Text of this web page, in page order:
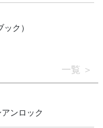
ク）
一覧
ンロック